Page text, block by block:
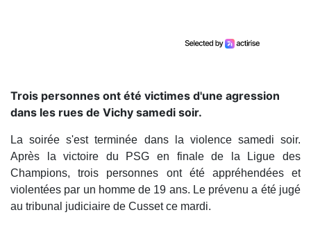
Trois personnes ont été victimes d'une agression
dans les rues de Vichy samedi soir.
La soirée s'est terminée dans la violence samedi soir.
Après la victoire du PSG en finale de la Ligue des
Champions, trois personnes ont été appréhendées et
violentées par un homme de 19 ans. Le prévenu a été jugé
au tribunal judiciaire de Cusset ce mardi.